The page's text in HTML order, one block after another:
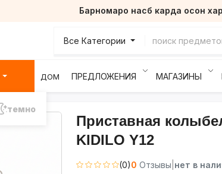
Барномаро насб карда осон
Все Категории
ДОМ ПРЕДЛОЖЕНИЯ МАГАЗИНЫ
темно
Приставная
KIDILO Y12
(0)0 Отзывы нет в